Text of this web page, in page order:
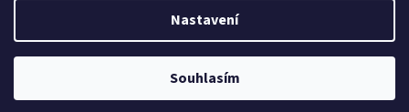
Nastavení
Souhlasím
Vytvořil Shoptet
BREBERKY.cz. Všechna práva vyhrazena.